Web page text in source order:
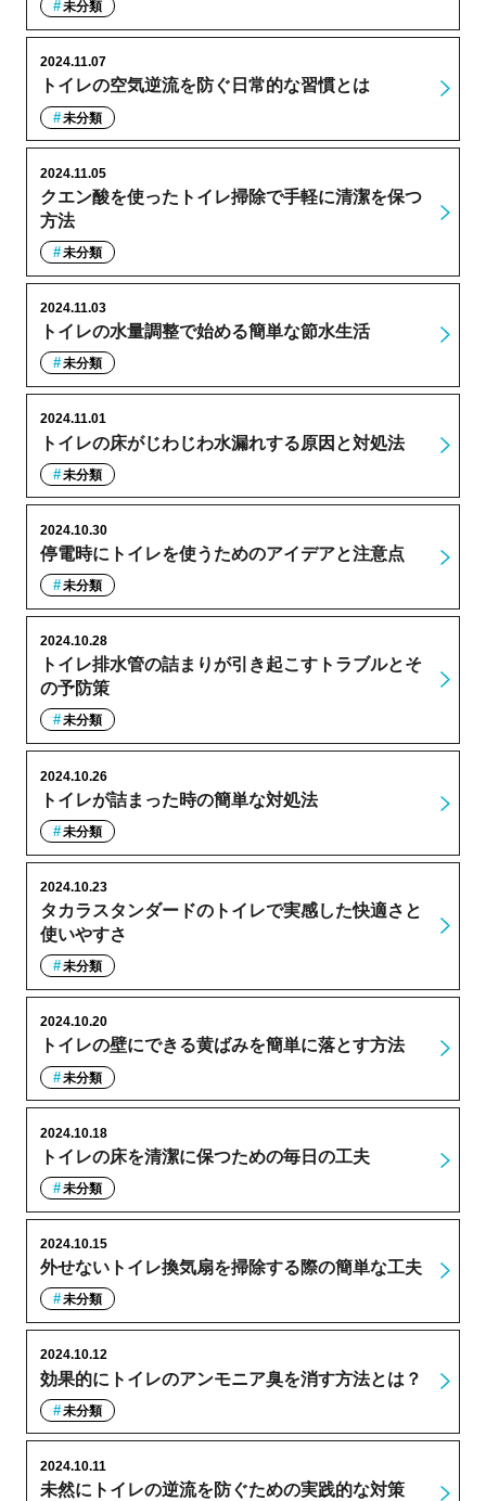
未分類
トイレの空気逆流を防ぐ日常的な習慣とは
2024.11.07
未分類
クエン酸を使ったトイレ掃除で手軽に清潔を保つ
方法
2024.11.05
未分類
トイレの水量調整で始める簡単な節水生活
2024.11.03
未分類
トイレの床がじわじわ水漏れする原因と対処法
2024.11.01
未分類
停電時にトイレを使うためのアイデアと注意点
2024.10.30
未分類
トイレ排水管の詰まりが引き起こすトラブルとそ
の予防策
2024.10.28
未分類
トイレが詰まった時の簡単な対処法
2024.10.26
未分類
タカラスタンダードのトイレで実感した快適さと
使いやすさ
2024.10.23
未分類
トイレの壁にできる黄ばみを簡単に落とす方法
2024.10.20
未分類
トイレの床を清潔に保つための毎日の工夫
2024.10.18
未分類
外せないトイレ換気扇を掃除する際の簡単な工夫
2024.10.15
未分類
効果的にトイレのアンモニア臭を消す方法とは？
2024.10.12
未分類
未然にトイレの逆流を防ぐための実践的な対策
2024.10.11